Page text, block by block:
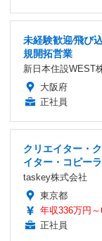
未経験歓迎∕⾶び
規開拓営業
新日本住設WEST
大阪府
正社員
クリエイター・
イター・コピー
taskey株式会社
東京都
年収336万円～
正社員